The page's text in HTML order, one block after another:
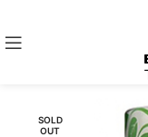
SOLD
OUT